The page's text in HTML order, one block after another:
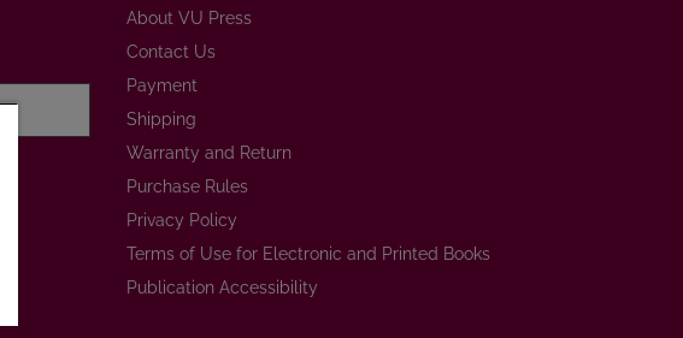
About VU Press
Contact Us
Payment
Shipping
Warranty and Return
Purchase Rules
Privacy Policy
Terms of Use for Electronic and Printed Books
Publication Accessibility